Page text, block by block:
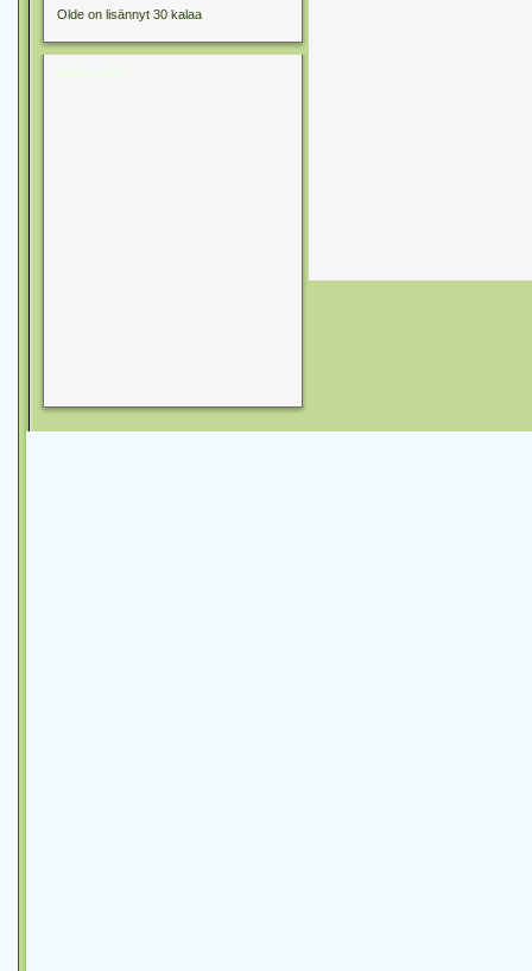
Olde on lisännyt 30 kalaa